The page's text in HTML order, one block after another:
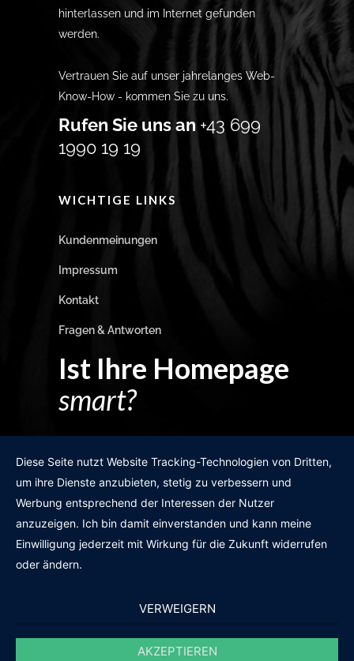
hinterlassen und im Internet gefunden
werden.
Vertrauen Sie auf unser jahrelanges Web-
Know-How - kommen Sie zu uns.
Rufen Sie uns an +43 699
1990 19 19
WICHTIGE LINKS
Kundenmeinungen
Impressum
Kontakt
Fragen & Antworten
Ist Ihre Homepage
smart?
GRATIS WEBSITE-CHECK
des19n.at|iwant@des19n.at
Diese Seite nutzt Website Tracking-Technologien von Dritten,
um ihre Dienste anzubieten, stetig zu verbessern und
Werbung entsprechend der Interessen der Nutzer
anzuzeigen. Ich bin damit einverstanden und kann meine
Einwilligung jederzeit mit Wirkung für die Zukunft widerrufen
oder ändern.
VERWEIGERN
AKZEPTIEREN